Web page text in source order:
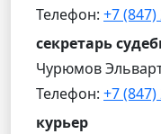
Телефон: +7
секретарь
Чурюмов
Телефон: +7
курьер